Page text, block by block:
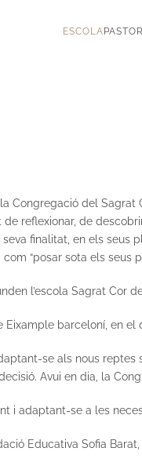
ESCOLA
la Congregació del
reflexionar, de
finalitat, en els
“posar sota els seus
l’escola Sagrat Cor
Eixample barceloní, en el
se als nous
Avui en dia, la
i adaptant-se a les
Educativa Sofia Barat,